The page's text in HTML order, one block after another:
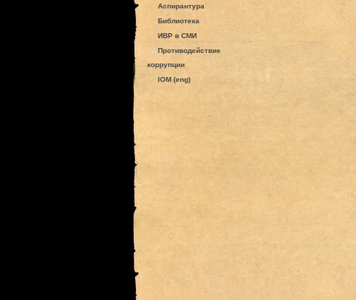
Аспирантура
Библиотека
ИВР в СМИ
Противодействие
коррупции
IOM (eng)